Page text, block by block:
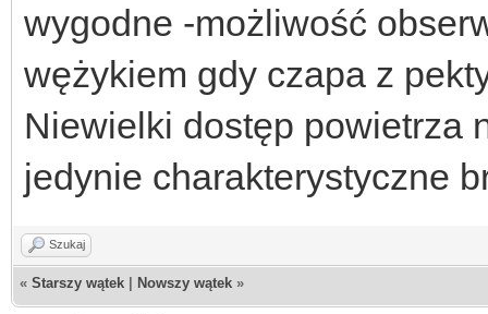
wygodne -możliwość
wężykiem gdy czapa z
Niewielki dostęp powietrza
jedynie charakterystyczne
Szukaj
« Starszy wątek Nowszy wątek »